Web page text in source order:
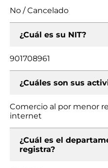
No / Cancelado
¿Cuál es su NIT?
901708961
¿Cuáles son sus
Comercio al por menor
internet
¿Cuál es el
registra?